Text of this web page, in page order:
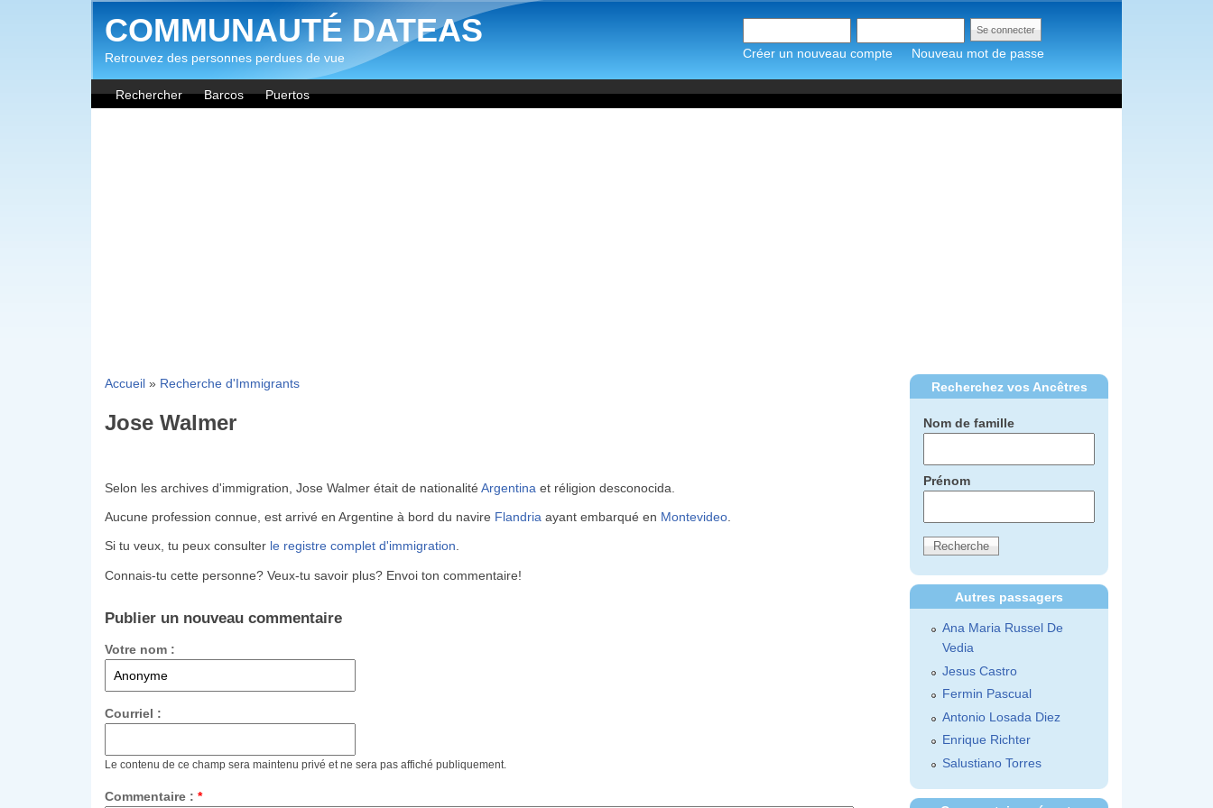
Aller au contenu principal
Créer un nouveau compte Nouveau mot de passe
COMMUNAUTÉ DATEAS
Retrouvez des personnes perdues de vue
Rechercher Barcos Puertos
Accueil» Recherche d'Immigrants
Jose Walmer
Selon les archives d'immigration, Jose Walmer était de nationalité Argentina et réligion desconocida.
Aucune profession connue, est arrivé en Argentine à bord du navire Flandriaayant embarqué en Montevideo.
Si tu veux, tu peux consulter le registre complet d'immigration.
Connais-tu cette personne? Veux-tu savoir plus? Envoi ton commentaire!
Publier un nouveau commentaire
Votre nom :
Courriel :
Le contenu de ce champ sera maintenu privé et ne sera pas affiché publiquement.
Commentaire : *
Recherchez vos Ancêtres
Nom de famille
Prénom
Autres passagers
Ana Maria Russel De
Vedia
Jesus Castro
Fermin Pascual
Antonio Losada Diez
Enrique Richter
Salustiano Torres